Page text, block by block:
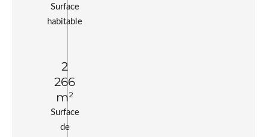
Surface
habitable
Surface
de
2
266
m²